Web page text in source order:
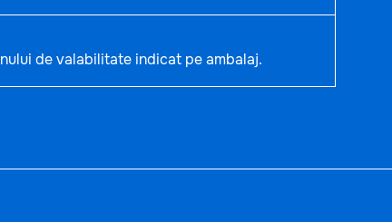
de valabilitate indicat pe ambalaj.